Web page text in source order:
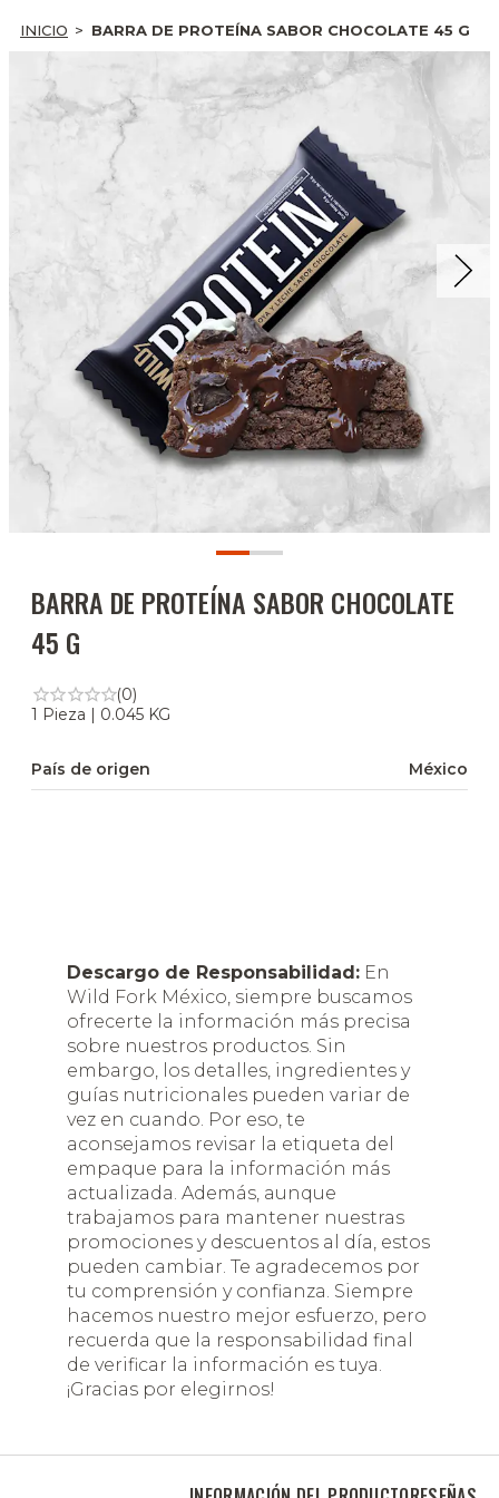
INICIO BARRA DE PROTEÍNA SABOR CHOCOLATE 45 G
BARRA DE PROTEÍNA SABOR CHOCOLATE
45 G
(0)
1 Pieza | 0.045 KG
País de origen México
Descargo de Responsabilidad: En
Wild Fork México, siempre buscamos
ofrecerte la información más precisa
sobre nuestros productos. Sin
embargo, los detalles, ingredientes y
guías nutricionales pueden variar de
vez en cuando. Por eso, te
aconsejamos revisar la etiqueta del
empaque para la información más
actualizada. Además, aunque
trabajamos para mantener nuestras
promociones y descuentos al día, estos
pueden cambiar. Te agradecemos por
tu comprensión y confianza. Siempre
hacemos nuestro mejor esfuerzo, pero
recuerda que la responsabilidad final
de verificar la información es tuya.
¡Gracias por elegirnos!